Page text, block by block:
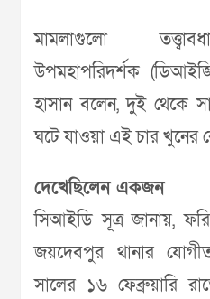
মামলাগুলো
উপমহাপরিদর্শক
হাসান বলেন, দুই থেকে
ঘটে যাওয়া এই চার খুনের
দেখেছিলেন একজন
সিআইডি সূত্র জানায়,
জয়দেবপুর থানার
সালের ১৬ ফেব্রুয়ারি